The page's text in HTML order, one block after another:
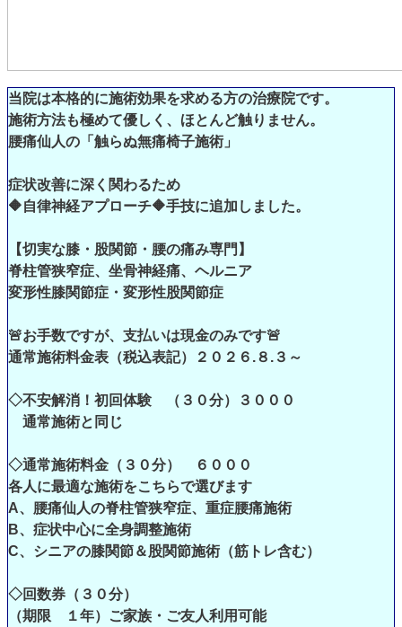
当院は本格的に施術効果を求める方の治療院です。
施術方法も極めて優しく、ほとんど触りません。
腰痛仙人の「触らぬ無痛椅子施術」
症状改善に深く関わるため
🔶自律神経アプローチ🔶手技に追加しました。
【切実な膝・股関節・腰の痛み専門】
脊柱管狭窄症、坐骨神経痛、ヘルニア
変形性膝関節症・変形性股関節症
🚨お手数ですが、支払いは現金のみです🚨
通常施術料金表（税込表記）２０２６.８.３～
◇不安解消！初回体験 （３０分）３０００
通常施術と同じ
◇通常施術料金（３０分） ６０００
各人に最適な施術をこちらで選びます
A、腰痛仙人の脊柱管狭窄症、重症腰痛施術
B、症状中心に全身調整施術
C、シニアの膝関節＆股関節施術（筋トレ含む）
◇回数券（３０分）
（期限 １年）ご家族・ご友人利用可能